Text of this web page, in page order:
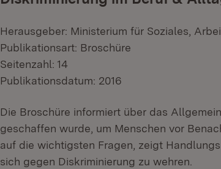
Herausgeber: Ministerium für Soziales,
Publikationsart: Broschüre
Seitenzahl: 14
Publikationsdatum: 2016
Die Broschüre informiert über das
geschaffen wurde, um Menschen vor
auf die wichtigsten Fragen, zeigt
sich gegen Diskriminierung zu wehren.